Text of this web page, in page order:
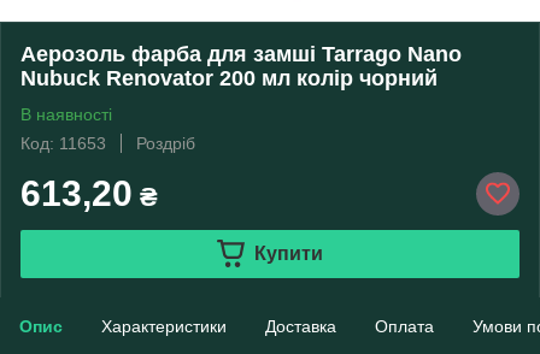
Аерозоль фарба для замші Tarrago Nano
Nubuck Renovator 200 мл колір чорний
В наявності
Код: 11653
Роздріб
613,20 ₴
Купити
Опис Характеристики Доставка Оплата Умови